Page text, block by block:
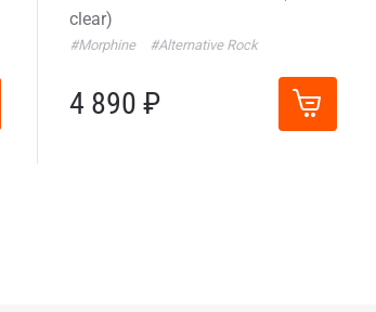
clear)
#Morphine #Alternative Rock
4 890 ₽